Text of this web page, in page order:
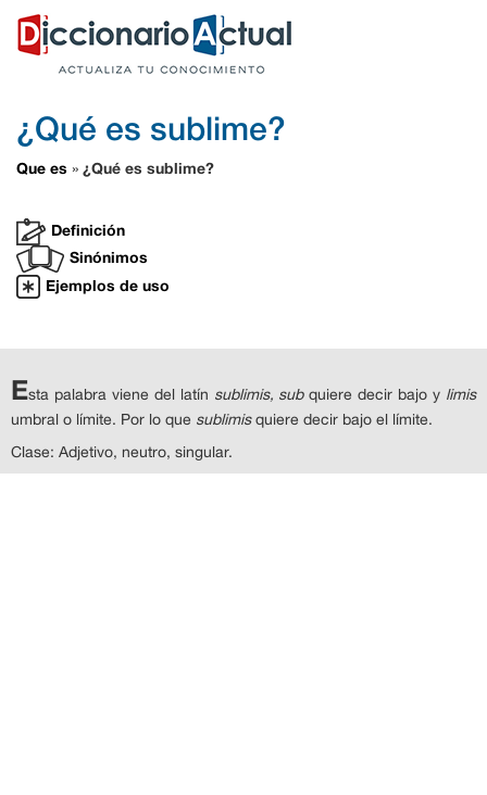
¿Qué es sublime?
Que es » ¿Qué es sublime?
Definición
Sinónimos
Ejemplos de uso
Esta palabra viene del latín sublimis, subquiere decir bajo y limis
umbral o límite. Por lo que sublimisquiere decir bajo el límite.
Clase: Adjetivo, neutro, singular.